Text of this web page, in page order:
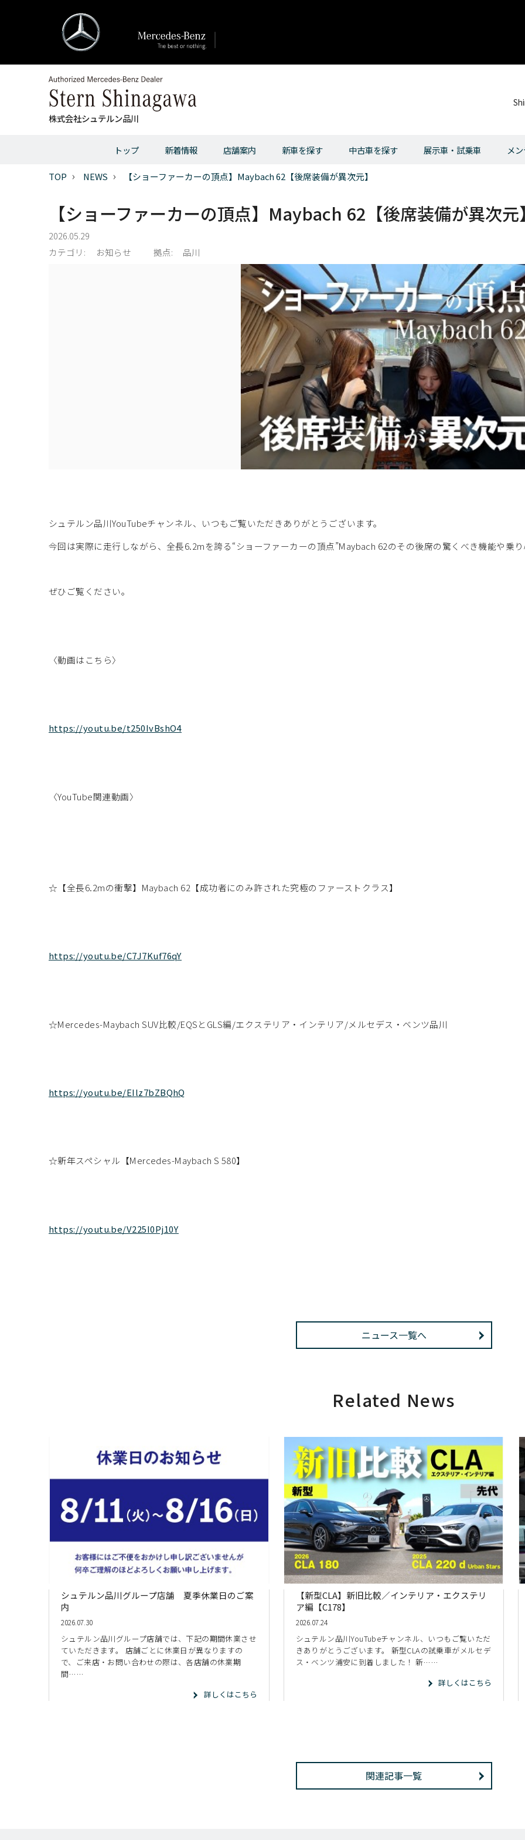
株式会社シュテルン品川
トップ 新着情報 店舗案内 新車を探す 中古車を探す 展示車・試乗車 メ
TOP NEWS 【ショーファーカーの頂点】Maybach 62【後席装備が異次元】
【ショーファーカーの頂点】Maybach 62【後席装備が異次元】
2026.05.29
カテゴリ:
お知らせ 拠点: 品川
シュテルン品川YouTubeチャンネル、いつもご覧いただきありがとうございます。
今回は実際に走行しながら、全長6.2mを誇る“ショーファーカーの頂点”Maybach 62のその後席の驚くべき機能や乗り
ぜひご覧ください。
〈動画はこちら〉
https://youtu.be/t250IvBshO4
〈YouTube関連動画〉
☆【全長6.2mの衝撃】Maybach 62【成功者にのみ許された究極のファーストクラス】
https://youtu.be/C7J7Kuf76qY
☆Mercedes-Maybach SUV比較/EQSとGLS編/エクステリア・インテリア/メルセデス・ベンツ品川
https://youtu.be/EIlz7bZBQhQ
☆新年スペシャル【Mercedes-Maybach S 580】
https://youtu.be/V225I0Pj10Y
ニュース一覧へ
Related News
シュテルン品川グループ店舗 夏季休業日のご案
内
2026.07.30
シュテルン品川グループ店舗では、下記の期間休業させ
ていただきます。 店舗ごとに休業日が異なりますの
で、ご来店・お問い合わせの際は、各店舗の休業期
間……
詳しくはこちら
【新型CLA】新旧比較／インテリア・エクステリ
ア編【C178】
2026.07.24
シュテルン品川YouTubeチャンネル、いつもご覧いただ
きありがとうございます。 新型CLAの試乗車がメルセデ
ス・ベンツ浦安に到着しました！ 新……
詳しくはこちら
関連記事一覧